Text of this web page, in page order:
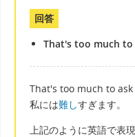
回答
That's too much to
That's too much to ask
私には難しすぎます。
上記のように英語で表